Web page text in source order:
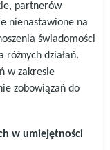
partnerów
nienastawione na
świadomości
działań.
w zakresie
zobowiązań do
w umiejętności